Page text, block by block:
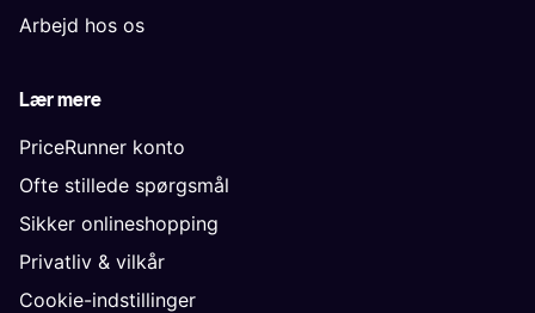
Arbejd hos os
Lær mere
PriceRunner konto
Ofte stillede spørgsmål
Sikker onlineshopping
Privatliv & vilkår
Cookie-indstillinger